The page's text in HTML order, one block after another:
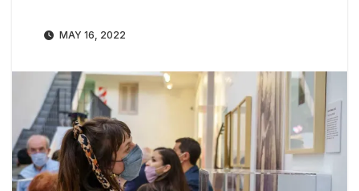
MAY 16, 2022